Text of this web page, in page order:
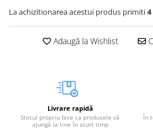
La achizitionarea acestui produs primiti4
Adaugă la Wishlist
Livrare rapidă
Stocul propriu face ca produsele să
ajungă la tine în scurt timp
În